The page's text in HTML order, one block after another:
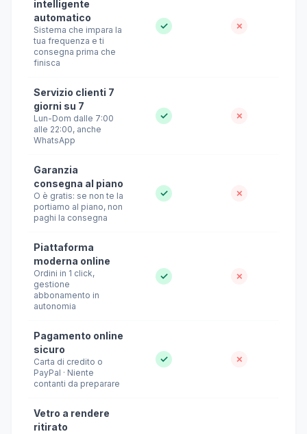
intelligente
automatico
Sistema che impara la
tua frequenza e ti
consegna prima che
finisca
✓ ✗
Servizio clienti 7
giorni su 7
Lun-Dom dalle 7:00
alle 22:00, anche
WhatsApp
✓ ✗
Garanzia
consegna al piano
O è gratis: se non te la
portiamo al piano, non
paghi la consegna
✓ ✗
Piattaforma
moderna online
Ordini in 1 click,
gestione
abbonamento in
autonomia
✓ ✗
Pagamento online
sicuro
Carta di credito o
PayPal · Niente
contanti da preparare
✓ ✗
Vetro a rendere
ritirato